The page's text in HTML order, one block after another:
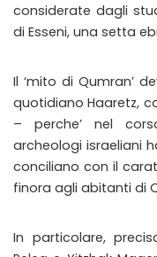
considerate dagli
di Esseni, una setta
Il ‘mito di Qumran’
quotidiano Haaretz,
– perche’ nel
archeologi israeliani
conciliano con il
finora agli abitanti di
In particolare,